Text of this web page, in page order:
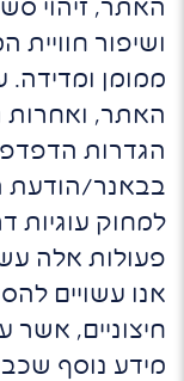
האתר, זיהוי
ושיפור
ממומן ומדידה.
האתר, ואחרות
הגדרות הדפדפן
בבאנר/הודעת
למחוק עוגיות
פעולות אלה
אנו עשויים
חיצוניים, אשר
מידע נוסף